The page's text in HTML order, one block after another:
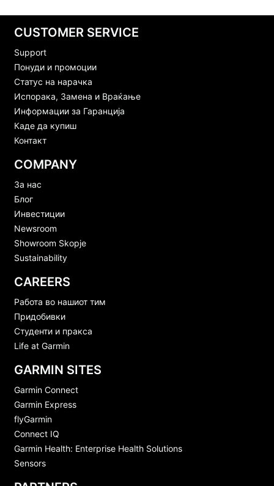
CUSTOMER SERVICE
Support
Понуди и промоции
Статус на нарачка
Испорака, Замена и Враќање
Информации за Гаранција
Каде да купиш
Контакт
COMPANY
За нас
Блог
Инвестиции
Newsroom
Showroom Skopje
Sustainability
CAREERS
Работа во нашиот тим
Придобивки
Студенти и пракса
Life at Garmin
GARMIN SITES
Garmin Connect
Garmin Express
flyGarmin
Connect IQ
Garmin Health: Enterprise Health Solutions
Sensors